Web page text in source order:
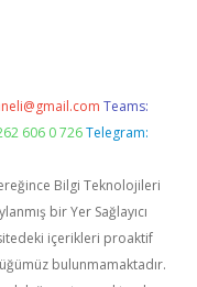
Teams:
606 0 726 Telegram:
Bilgi Teknolojileri
bir Yer Sağlayıcı
içerikleri proaktif
bulunmamaktadır.